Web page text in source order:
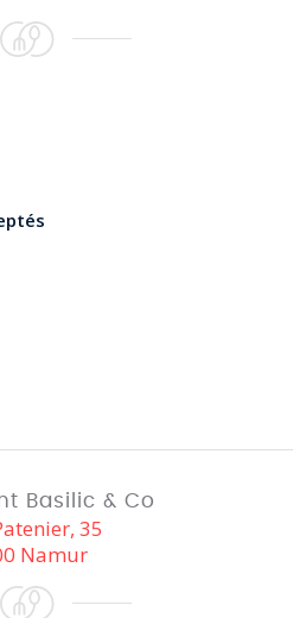
Basilic & Co
35
Namur